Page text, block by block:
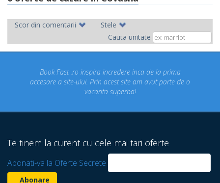
Scor din comentarii
Stele
Cauta unitate
Fast .ro inspira incredere inca de la prima
a site-ului. Prin acest site am avut parte de o
vacanta superba!
Te tinem la curent cu cele mai tari oferte
Abonati-va la Oferte Secrete